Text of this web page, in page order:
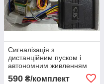
Сигналізація з
дистанційним пуском і
автономним живленням
590 ₴/комплект